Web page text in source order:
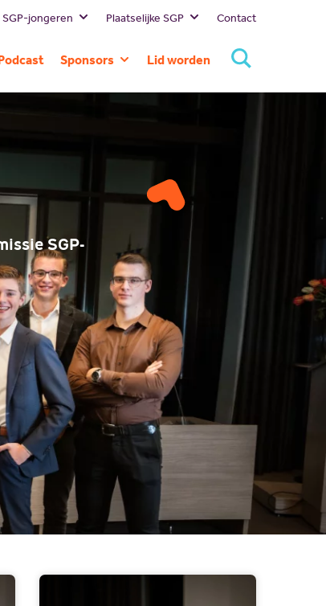
jongeren Plaatselijke SGP
politici
SGP
Gelderland
Rivierenland
Betuwe
SGP
Overbetuwe
PCG Buren
Contact
Sponsors
Huidige
worden
Lid worden
SGP-